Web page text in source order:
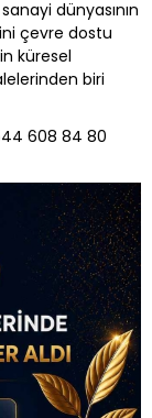
dünyasının
çevre dostu
küresel
biri
608 84 80